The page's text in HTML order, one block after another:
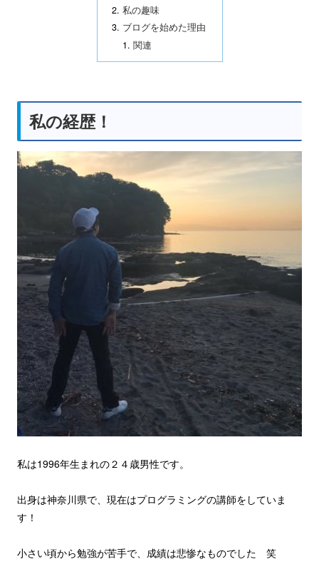
私の趣味
ブログを始めた理由
関連
私の経歴！
私は1996年生まれの２４歳男性です。
出身は神奈川県で、現在はプログラミングの講師をしていま
す！
小さい頃から勉強が苦手で、成績は悲惨なものでした 笑